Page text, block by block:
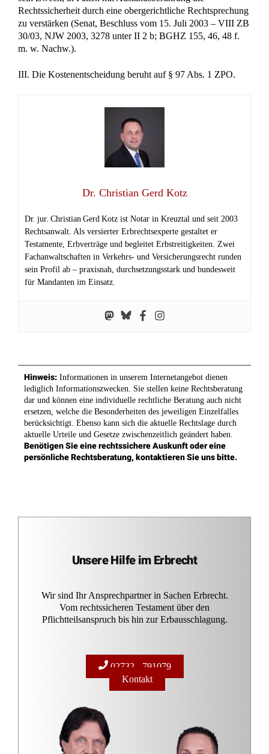
Rechtssicherheit durch eine obergerichtliche Rechtsprechung
zu verstärken (Senat, Beschluss vom 15. Juli 2003 – VIII ZB
30/03, NJW 2003, 3278 unter II 2 b; BGHZ 155, 46, 48 f.
m. w. Nachw.).
III. Die Kostenentscheidung beruht auf § 97 Abs. 1 ZPO.
Dr. Christian Gerd Kotz
Dr. jur. Christian Gerd Kotz ist Notar in Kreuztal und seit 2003
Rechtsanwalt. Als versierter Erbrechtsexperte gestaltet er
Testamente, Erbverträge und begleitet Erbstreitigkeiten. Zwei
Fachanwaltschaften in Verkehrs‑ und Versicherungsrecht runden
sein Profil ab – praxisnah, durchsetzungsstark und bundesweit
für Mandanten im Einsatz.
Hinweis: Informationen in unserem Internetangebot dienen
lediglich Informationszwecken. Sie stellen keine Rechtsberatung
dar und können eine individuelle rechtliche Beratung auch nicht
ersetzen, welche die Besonderheiten des jeweiligen Einzelfalles
berücksichtigt. Ebenso kann sich die aktuelle Rechtslage durch
aktuelle Urteile und Gesetze zwischenzeitlich geändert haben.
Benötigen Sie eine rechtssichere Auskunft oder eine
persönliche Rechtsberatung, kontaktieren Sie uns bitte.
Unsere Hilfe im Erbrecht
Wir sind Ihr Ansprechpartner in Sachen Erbrecht.
Vom rechtssicheren Testament über den
Pflichtteilsanspruch bis hin zur Erbausschlagung.
02732 - 791079
Kontakt